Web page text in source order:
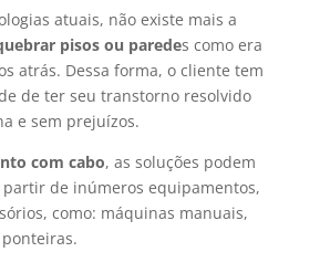
atuais, não existe mais a
pisos ou paredes como era
atrás. Dessa forma, o cliente tem
de ter seu transtorno resolvido
e sem prejuízos.
com cabo, as soluções podem
partir de inúmeros equipamentos,
como: máquinas manuais,